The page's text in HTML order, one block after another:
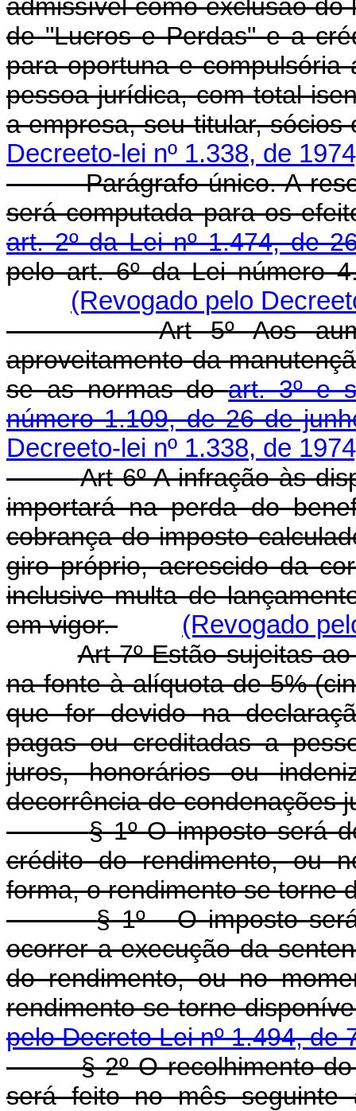
admissível como exclusão
de "Lucros e Perdas" e a
para oportuna e compulsória
pessoa jurídica, com total
a empresa, seu titular,
Decreeto-lei nº 1.338, de
Parágrafo único. A
será computada para os
art. 2º da Lei nº 1.474, de
pelo art. 6º da Lei número
(Revogado pelo
Art 5º Aos
aproveitamento da
se as normas doart. 3º e
número 1.109, de 26 de
Decreeto-lei nº 1.338, de
Art 6º A infração às
importará na perda do
cobrança do imposto
giro próprio, acrescido da
inclusive multa de
em vigor.
(Revogado
Art 7º Estão sujeitas
na fonte à alíquota de 5%
que for devido na
pagas ou creditadas a
juros, honorários ou
decorrência de condenações
§ 1º O imposto será
crédito do rendimento, ou
forma, o rendimento se torne
§ 1º - O imposto
ocorrer a execução da
do rendimento, ou no
rendimento se torne
pelo Decreto Lei nº 1.494, de
§ 2º O recolhimento do
será feito no mês